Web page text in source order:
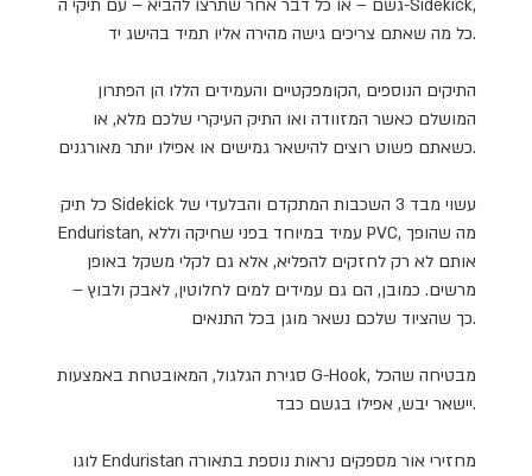
גשם – או כל דבר אחר שתרצו להביא – עם תיקי ה-Sidekick,
כל מה שאתם צריכים גישה מהירה אליו תמיד בהישג יד.
התיקים הנוספים ,הקומפקטיים והעמידים הללו הן הפתרון
המושלם כאשר המזוודה ואו התיק העיקרי שלכם מלא, או
כשאתם פשוט רוצים להישאר גמישים או אפילו יותר מאורגנים.
כל תיק Sidekick עשוי מבד 3 השכבות המתקדם והבלעדי של
Enduristan, עמיד במיוחד בפני שחיקה וללא PVC, מה שהופך
אותם לא רק לחזקים להפליא, אלא גם לקלי משקל באופן
מרשים. כמובן, הם גם עמידים למים לחלוטין, לאבק ולבוץ –
כך שהציוד שלכם נשאר מוגן בכל התנאים.
סגירת הגלגול, המאובטחת באמצעות G-Hook, מבטיחה שהכל
יישאר יבש, אפילו בגשם כבד.
לוגו Enduristan מחזירי אור מספקים נראות נוספת בתאורה